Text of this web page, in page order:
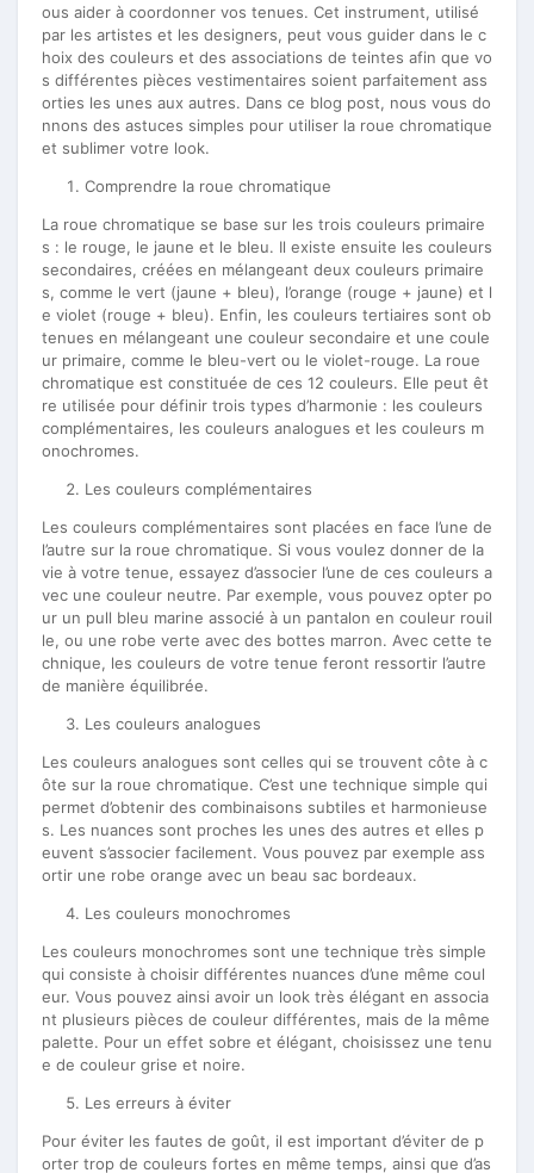
ous aider à coordonner vos tenues. Cet instrument, utilisé
par les artistes et les designers, peut vous guider dans le c
hoix des couleurs et des associations de teintes afin que vo
s différentes pièces vestimentaires soient parfaitement ass
orties les unes aux autres. Dans ce blog post, nous vous do
nnons des astuces simples pour utiliser la roue chromatique
et sublimer votre look.
Comprendre la roue chromatique
La roue chromatique se base sur les trois couleurs primaire
s : le rouge, le jaune et le bleu. Il existe ensuite les couleurs
secondaires, créées en mélangeant deux couleurs primaire
s, comme le vert (jaune + bleu), l’orange (rouge + jaune) et l
e violet (rouge + bleu). Enfin, les couleurs tertiaires sont ob
tenues en mélangeant une couleur secondaire et une coule
ur primaire, comme le bleu-vert ou le violet-rouge. La roue
chromatique est constituée de ces 12 couleurs. Elle peut êt
re utilisée pour définir trois types d’harmonie : les couleurs
complémentaires, les couleurs analogues et les couleurs m
onochromes.
Les couleurs complémentaires
Les couleurs complémentaires sont placées en face l’une de
l’autre sur la roue chromatique. Si vous voulez donner de la
vie à votre tenue, essayez d’associer l’une de ces couleurs a
vec une couleur neutre. Par exemple, vous pouvez opter po
ur un pull bleu marine associé à un pantalon en couleur rouil
le, ou une robe verte avec des bottes marron. Avec cette te
chnique, les couleurs de votre tenue feront ressortir l’autre
de manière équilibrée.
Les couleurs analogues
Les couleurs analogues sont celles qui se trouvent côte à c
ôte sur la roue chromatique. C’est une technique simple qui
permet d’obtenir des combinaisons subtiles et harmonieuse
s. Les nuances sont proches les unes des autres et elles p
euvent s’associer facilement. Vous pouvez par exemple ass
ortir une robe orange avec un beau sac bordeaux.
Les couleurs monochromes
Les couleurs monochromes sont une technique très simple
qui consiste à choisir différentes nuances d’une même coul
eur. Vous pouvez ainsi avoir un look très élégant en associa
nt plusieurs pièces de couleur différentes, mais de la même
palette. Pour un effet sobre et élégant, choisissez une tenu
e de couleur grise et noire.
Les erreurs à éviter
Pour éviter les fautes de goût, il est important d’éviter de p
orter trop de couleurs fortes en même temps, ainsi que d’as